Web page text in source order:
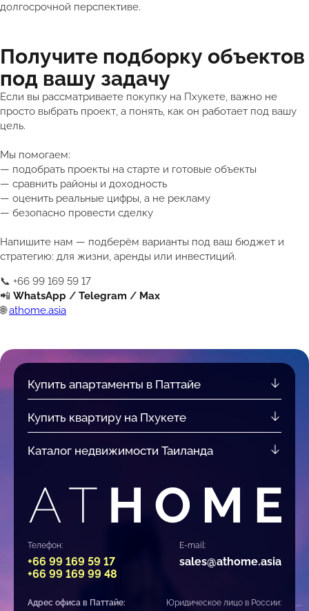
долгосрочной перспективе.
Получите подборку объектов
под вашу задачу
Если вы рассматриваете покупку на Пхукете, важно не
просто выбрать проект, а понять, как он работает под вашу
цель.
Мы помогаем:
— подобрать проекты на старте и готовые объекты
— сравнить районы и доходность
— оценить реальные цифры, а не рекламу
— безопасно провести сделку
Напишите нам — подберём варианты под ваш бюджет и
стратегию: для жизни, аренды или инвестиций.
📞 +66 99 169 59 17
📲 WhatsApp / Telegram / Max
🌐 athome.asia
Купить апартаменты в Паттайе
Купить квартиру на Пхукете
Каталог недвижимости Таиланда
Телефон:
+66 99 169 59 17
+66 99 169 99 48
E-mail:
sales@athome.asia
Адрес офиса в Паттайе: Юридическое лицо в России: